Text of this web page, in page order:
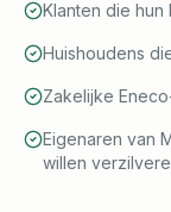
Klanten die hun
Huishoudens
Zakelijke
Eigenaren van
willen